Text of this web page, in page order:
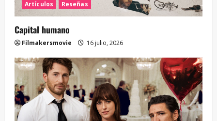
Artículos Reseñas
Capital humano
Filmakersmovie 16 julio, 2026